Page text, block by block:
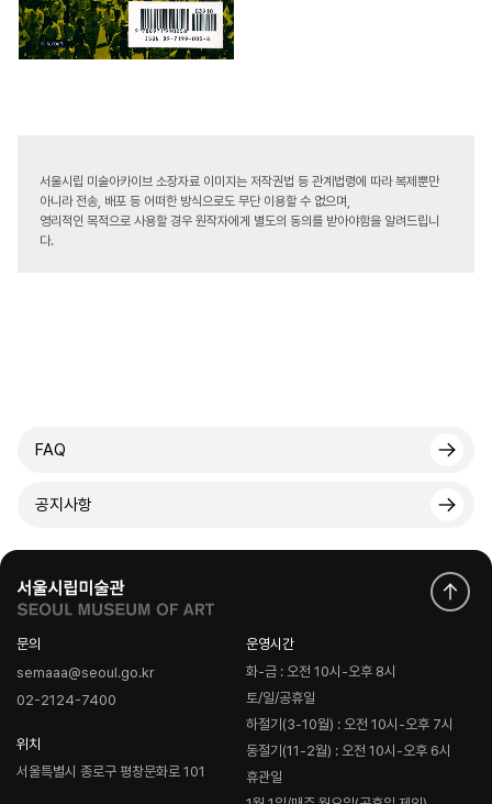
서울시립 미술아카이브 소장자료 이미지는 저작권법 등 관계법령에 따라 복제뿐만
아니라 전송, 배포 등 어떠한 방식으로도 무단 이용할 수 없으며,
영리적인 목적으로 사용할 경우 원작자에게 별도의 동의를 받아야함을 알려드립니
다.
FAQ
공지사항
문의
semaaa@seoul.go.kr
02-2124-7400
위치
서울특별시 종로구 평창문화로 101
운영시간
화-금 : 오전 10시-오후 8시
토/일/공휴일
하절기(3-10월) : 오전 10시-오후 7시
동절기(11-2월) : 오전 10시-오후 6시
휴관일